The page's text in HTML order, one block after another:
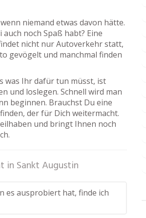
niemand etwas davon hätte.
noch Spaß habt? Eine
nicht nur Autoverkehr statt,
gevögelt und manchmal finden
was Ihr dafür tun müsst, ist
und loslegen. Schnell wird man
beginnen. Brauchst Du eine
der für Dich weitermacht.
und bringt Ihnen noch
in Sankt Augustin
es ausprobiert hat, finde ich